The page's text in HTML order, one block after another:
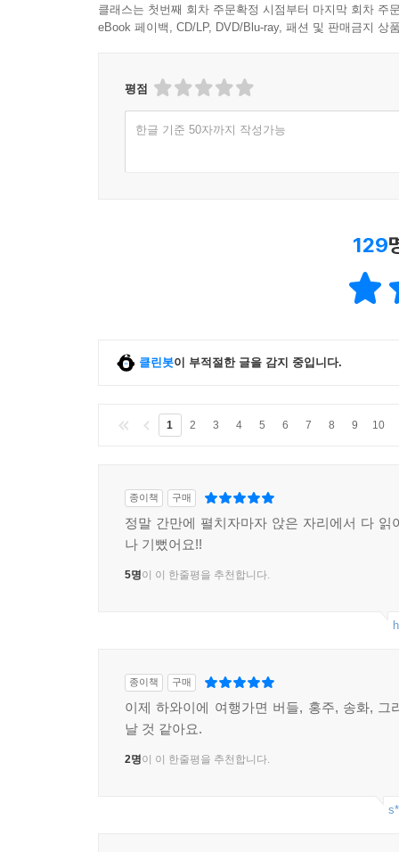
클래스는 첫번째 회차 주문확정 시점부터 마지막 회차 주
eBook 페이백, CD/LP, DVD/Blu-ray, 패션 및 판매금지 상
평점
한글 기준 50자까지 작성가능
129
클린봇이 부적절한 글을 감지 중입니다.
1 2 3 4 5 6 7 8 9 10
종이책 구매
정말 간만에 펼치자마자 앉은 자리에서 다 읽
나 기뻤어요!!
5명이 이 한줄평을 추천합니다.
종이책 구매
이제 하와이에 여행가면 버들, 홍주, 송화, 그
날 것 같아요.
2명이 이 한줄평을 추천합니다.